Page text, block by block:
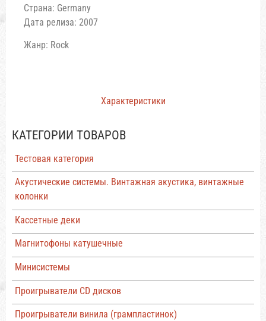
КАТЕГОРИИ ТОВАРОВ
Тестовая категория
Акустические системы. Винтажная акустика, винтажные
колонки
Кассетные деки
Магнитофоны катушечные
Минисистемы
Проигрыватели CD дисков
Проигрыватели винила (грампластинок)
Характеристики
Страна: Germany
Дата релиза: 2007
Жанр: Rock